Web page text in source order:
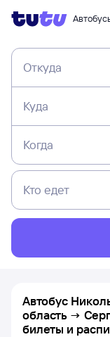
Откуда
Куда
Когда
Кто едет
Автобус
область →
билеты и